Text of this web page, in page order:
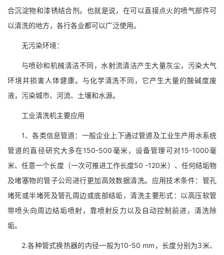
合沉淀物和漆锈结合剂。也就是说，在可以直接点火的喷气部件可
以清洗的地方，各行各业都可以广泛使用。
无污染环境：
与喷砂和机械清洁不同，水射流清洁产生大量灰尘，污染大气
环境并损害人体健康。与化学清洗不同，它产生大量的酸碱度废
液，污染城市、河流、土壤和水源。
工业清洗机主要应用
1、各类信息管道：一般企业上下通过管道及工业生产用水系统
管道的直径研究大多在150-500毫米，设备管理可对15-1000毫
米、任意一个长度（一次可推进工作长度50 -120米）、任何结垢物
及堵塞物的管子公司进行更加高效数据清洗。应用技术条件：管孔
堵死或半堵死及管孔周边或底部结垢，清洗主要形式：以高压软管
带喷头向周边结垢喷射，靠喷射反力以及自动控制前进，清洗除
垢。
2.各种管式换热器的内径一般为10-50 mm，长度分别为3米、